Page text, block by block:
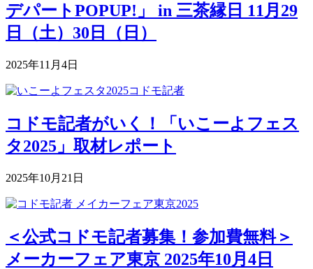
デパートPOPUP!」 in 三茶縁日 11月29
日（土）30日（日）
2025年11月4日
コドモ記者がいく！「いこーよフェス
タ2025」取材レポート
2025年10月21日
＜公式コドモ記者募集！参加費無料＞
メーカーフェア東京 2025年10月4日